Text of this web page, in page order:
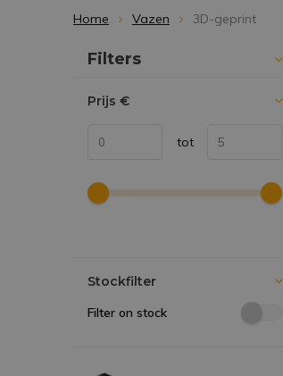
Home Vazen 3D-geprint
Sorteren op:
Filters
Prijs €
tot
Stockfilter
Filter on stock